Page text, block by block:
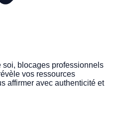
soi, blocages professionnels
vos ressources
affirmer avec authenticité et